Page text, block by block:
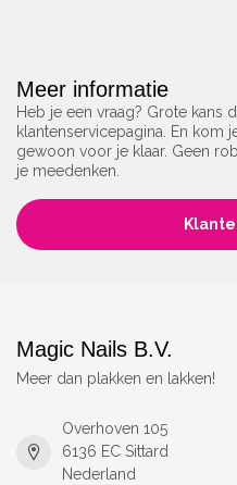
Meer informatie
Heb je een vraag? Grote kans
klantenservicepagina. En kom
gewoon voor je klaar. Geen
je meedenken.
Magic Nails B.V.
Meer dan plakken en lakken!
Overhoven 105
6136 EC Sittard
Nederland